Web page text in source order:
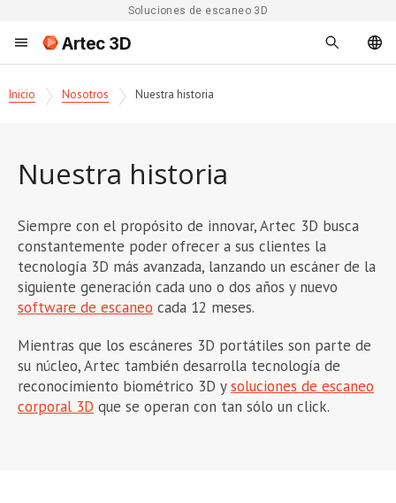
Soluciones de escaneo 3D
Artec 3D
Inicio Nosotros Nuestra historia
Nuestra historia
Siempre con el propósito de innovar, Artec 3D busca
constantemente poder ofrecer a sus clientes la
tecnología 3D más avanzada, lanzando un escáner de la
siguiente generación cada uno o dos años y nuevo
software de escaneo cada 12 meses.
Mientras que los escáneres 3D portátiles son parte de
su núcleo, Artec también desarrolla tecnología de
reconocimiento biométrico 3D ysoluciones de escaneo
corporal 3D que se operan con tan sólo un click.